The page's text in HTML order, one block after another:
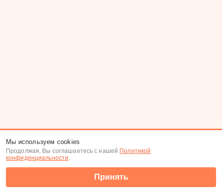
Мы используем cookies
Продолжая, Вы соглашаетесь с нашей Политикой
конфиденциальности.
Принять